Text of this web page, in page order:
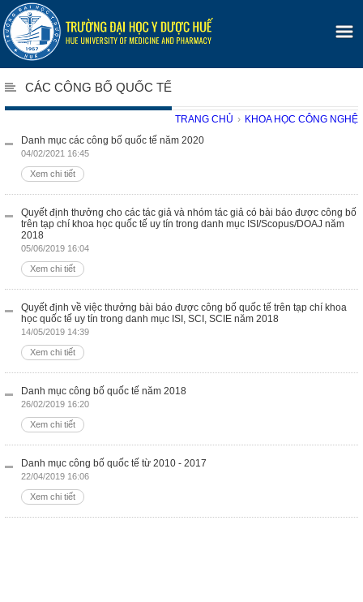
CÁC CÔNG BỐ QUỐC TẾ
TRANG CHỦ › KHOA HỌC CÔNG NGHỆ
Danh mục các công bố quốc tế năm 2020
04/02/2021 16:45
Xem chi tiết
Quyết định thưởng cho các tác giả và nhóm tác giả có bài báo được công bố
trên tạp chí khoa học quốc tế uy tín trong danh mục ISI/Scopus/DOAJ năm
2018
05/06/2019 16:04
Xem chi tiết
Quyết định về việc thưởng bài báo được công bố quốc tế trên tạp chí khoa
học quốc tế uy tín trong danh mục ISI, SCI, SCIE năm 2018
14/05/2019 14:39
Xem chi tiết
Danh mục công bố quốc tế năm 2018
26/02/2019 16:20
Xem chi tiết
Danh mục công bố quốc tế từ 2010 - 2017
22/04/2019 16:06
Xem chi tiết